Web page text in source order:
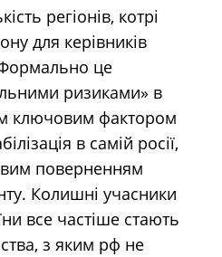
регіонів, котрі
для керівників
Формально це
ризиками» в
ключовим фактором
в самій росії,
поверненням
Колишні учасники
все частіше стають
з яким рф не